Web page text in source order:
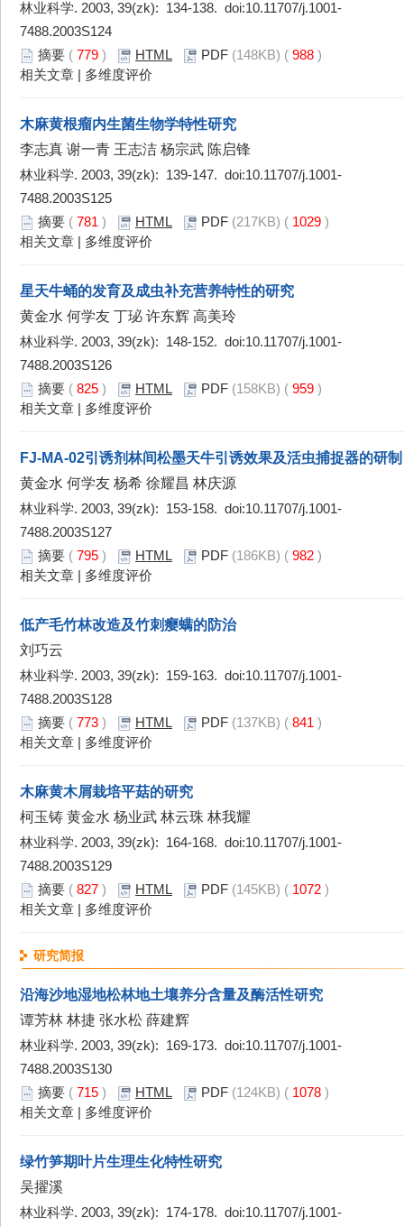
林业科学. 2003, 39(zk): 134-138. doi:10.11707/j.1001-
7488.2003S124
摘要 ( 779 ) HTML PDF (148KB) ( 988 )
相关文章
多维度评价
木麻黄根瘤内生菌生物学特性研究
李志真 谢一青 王志洁 杨宗武 陈启锋
林业科学. 2003, 39(zk): 139-147. doi:10.11707/j.1001-
7488.2003S125
摘要 ( 781 ) HTML PDF (217KB) ( 1029 )
相关文章
多维度评价
星天牛蛹的发育及成虫补充营养特性的研究
黄金水 何学友 丁珌 许东辉 高美玲
林业科学. 2003, 39(zk): 148-152. doi:10.11707/j.1001-
7488.2003S126
摘要 ( 825 ) HTML PDF (158KB) ( 959 )
相关文章
多维度评价
FJ-MA-02引诱剂林间松墨天牛引诱效果及活虫捕捉器的研制
黄金水 何学友 杨希 徐耀昌 林庆源
林业科学. 2003, 39(zk): 153-158. doi:10.11707/j.1001-
7488.2003S127
摘要 ( 795 ) HTML PDF (186KB) ( 982 )
相关文章
多维度评价
低产毛竹林改造及竹刺瘿螨的防治
刘巧云
林业科学. 2003, 39(zk): 159-163. doi:10.11707/j.1001-
7488.2003S128
摘要 ( 773 ) HTML PDF (137KB) ( 841 )
相关文章
多维度评价
木麻黄木屑栽培平菇的研究
柯玉铸 黄金水 杨业武 林云珠 林我耀
林业科学. 2003, 39(zk): 164-168. doi:10.11707/j.1001-
7488.2003S129
摘要 ( 827 ) HTML PDF (145KB) ( 1072 )
相关文章
多维度评价
研究简报
沿海沙地湿地松林地土壤养分含量及酶活性研究
谭芳林 林捷 张水松 薛建辉
林业科学. 2003, 39(zk): 169-173. doi:10.11707/j.1001-
7488.2003S130
摘要 ( 715 ) HTML PDF (124KB) ( 1078 )
相关文章
多维度评价
绿竹笋期叶片生理生化特性研究
吴擢溪
林业科学. 2003, 39(zk): 174-178. doi:10.11707/j.1001-